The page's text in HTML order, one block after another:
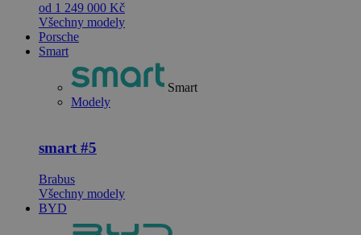
od 1 249 000 Kč
Všechny modely
Porsche
Smart
Smart
Modely
smart #5
Brabus
Všechny modely
BYD